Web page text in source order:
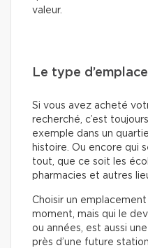
valeur.
Le type
Si vous avez acheté
recherché, c’est
exemple dans un
histoire. Ou encore qui
tout, que ce soit les
pharmacies et autres
Choisir un emplacement
moment, mais qui le
ou années, est aussi
près d’une future